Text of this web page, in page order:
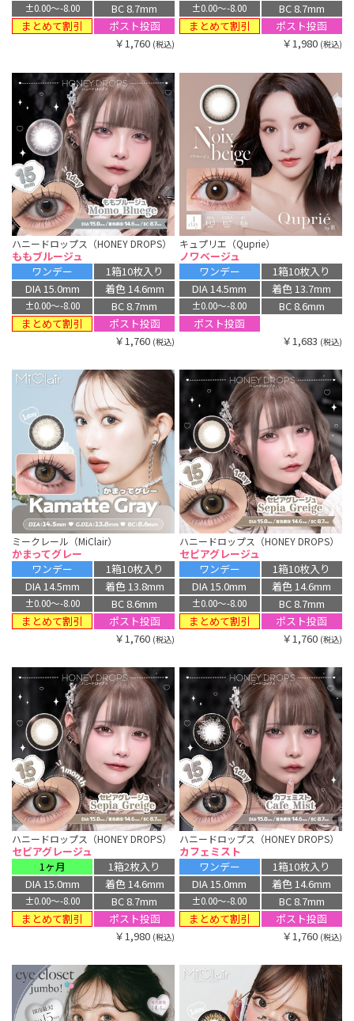
±0.00〜-8.00
BC 8.7mm
まとめて割引
ポスト投函
￥1,760 (税込)
±0.00〜-8.00
BC 8.7mm
まとめて割引
ポスト投函
￥1,980 (税込)
ハニードロップス（HONEY DROPS）
ももブルージュ
ワンデー
1箱10枚入り
DIA 15.0mm
着色 14.6mm
±0.00〜-8.00
BC 8.7mm
まとめて割引
ポスト投函
￥1,760 (税込)
キュプリエ（Quprie）
ノワベージュ
ワンデー
1箱10枚入り
DIA 14.5mm
着色 13.7mm
±0.00〜-8.00
BC 8.6mm
ポスト投函
￥1,683 (税込)
ミークレール（MiClair）
かまってグレー
ワンデー
1箱10枚入り
DIA 14.5mm
着色 13.8mm
±0.00〜-8.00
BC 8.6mm
まとめて割引
ポスト投函
￥1,760 (税込)
ハニードロップス（HONEY DROPS）
セピアグレージュ
ワンデー
1箱10枚入り
DIA 15.0mm
着色 14.6mm
±0.00〜-8.00
BC 8.7mm
まとめて割引
ポスト投函
￥1,760 (税込)
ハニードロップス（HONEY DROPS）
セピアグレージュ
1ヶ月
1箱2枚入り
DIA 15.0mm
着色 14.6mm
±0.00〜-8.00
BC 8.7mm
まとめて割引
ポスト投函
￥1,980 (税込)
ハニードロップス（HONEY DROPS）
カフェミスト
ワンデー
1箱10枚入り
DIA 15.0mm
着色 14.6mm
±0.00〜-8.00
BC 8.7mm
まとめて割引
ポスト投函
￥1,760 (税込)